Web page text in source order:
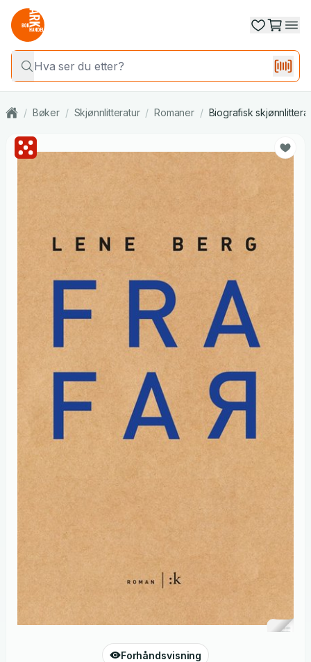
/ Bøker / Skjønnlitteratur / Romaner / Biografisk
Forhåndsvisning